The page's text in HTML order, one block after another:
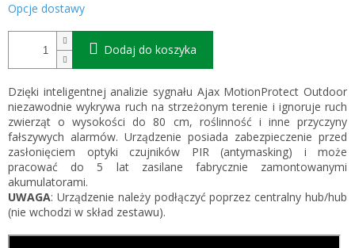
Opcje dostawy
Dodaj do koszyka
Dzięki inteligentnej analizie sygnału Ajax MotionProtect Outdoor
niezawodnie wykrywa ruch na strzeżonym terenie i ignoruje ruch
zwierząt o wysokości do 80 cm, roślinność i inne przyczyny
fałszywych alarmów. Urządzenie posiada zabezpieczenie przed
zasłonięciem optyki czujników PIR (antymasking) i może
pracować do 5 lat zasilane fabrycznie zamontowanymi
akumulatorami.
UWAGA: Urządzenie należy podłączyć poprzez centralny hub/hub
(nie wchodzi w skład zestawu).